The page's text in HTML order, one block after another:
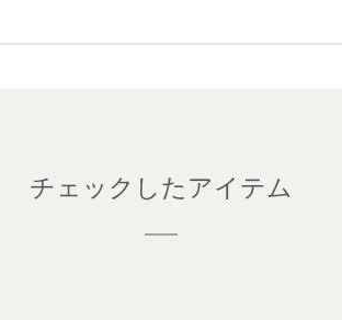
チェックしたアイテム